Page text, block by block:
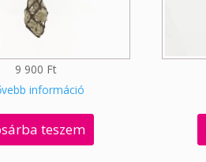
9 900 Ft
információ
teszem